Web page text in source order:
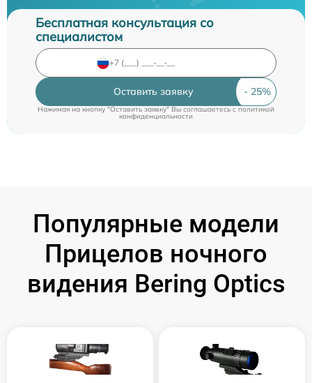
Бесплатная консультация со
специалистом
Оставить заявку
Нажимая на кнопку "Оставить заявку" Вы соглашаетесь cполитикой
конфиденциальности
Популярные модели
Прицелов ночного
видения Bering Optics